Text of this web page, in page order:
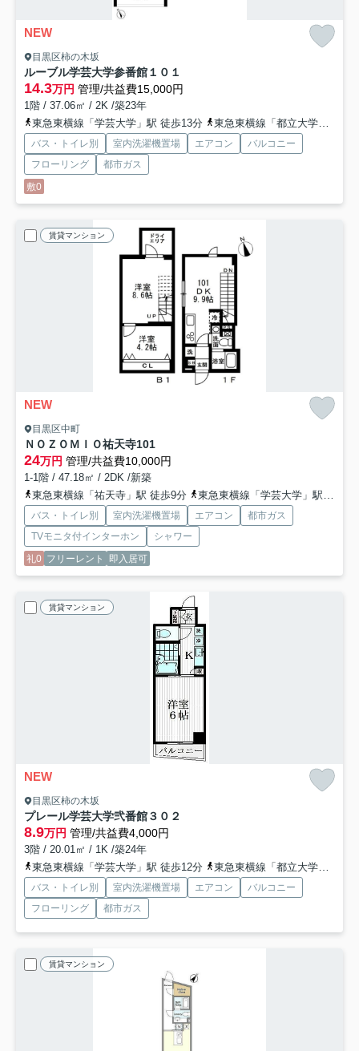
NEW
目黒区柿の木坂
ルーブル学芸大学参番館１０１
14.3万円 管理/共益費15,000円
1階 / 37.06㎡ / 2K /築23年
東急東横線「学芸大学」駅 徒歩13分
東急東横線「都立大学」駅 徒歩21分
バス・トイレ別 室内洗濯機置場 エアコン
バルコニー
フローリング
都市ガス
敷0
賃貸マンション
NEW
目黒区中町
ＮＯＺＯＭＩＯ祐天寺101
24万円 管理/共益費10,000円
1-1階 / 47.18㎡ / 2DK /新築
東急東横線「祐天寺」駅 徒歩9分
東急東横線「学芸大学」駅 徒歩14分
バス・トイレ別 室内洗濯機置場 エアコン
都市ガス
TVモニタ付インターホン
シャワー
礼0 フリーレント 即入居可
賃貸マンション
NEW
目黒区柿の木坂
プレール学芸大学弐番館３０２
8.9万円 管理/共益費4,000円
3階 / 20.01㎡ / 1K /築24年
東急東横線「学芸大学」駅 徒歩12分
東急東横線「都立大学」駅 徒歩18分
バス・トイレ別 室内洗濯機置場 エアコン
バルコニー
フローリング
都市ガス
賃貸マンション